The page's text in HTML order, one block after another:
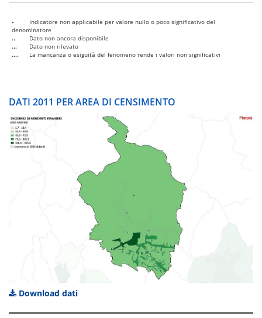
-
Indicatore non applicabile per valore nullo o poco significativo del
denominatore
..
Dato non ancora disponibile
...
Dato non rilevato
....
La mancanza o esiguità del fenomeno rende i valori non significativi
DATI 2011 PER AREA DI CENSIMENTO
Download dati